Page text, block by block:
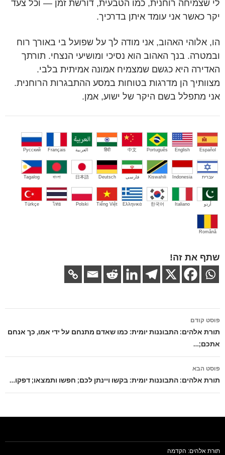
לי שצמיחה רוחנית, כמו הטבעית, דורשת זמן — וכל צעד
יקר כאשר אני עומד איתן בדרכיך.
הו, אלוהי האהוב, אני מודה לך על שפועל בי באורך רוח
ובמטרה. בנך האהוב הוא נסיכי ומושיעי הנצחי. תורתך
האדירה היא כגשם שמצמיח אמונה אמיתית בלבי.
מצוותיך הן מדרגות בטוחות במסע ההתבגרות הרוחנית.
אני מתפלל בשם היקר של ישוע, אמן.
Español
English
Português
中文
हिंदी العربية Français
Русский
עברית Indonesia
Kiswahili فارسی Deutsch
日本語
বাংলা
Tagalog
اُردو Italiano
한국어
Ελληνικά
Tiếng Việt
Polski
ไทย
Türkçe
Română
שתף את זה!
ניווט
בפוסטים
פוסט קודם
תורת אלהים: התבוננות יומית: כמו שאדם מתנחם על ידי אמו, כך אנחם
אתכם;…
פוסט הבא
תורת אלהים: התבוננות יומית: בקשו ויינתן לכם; חפשו ותמצאו; דפקו…
תורת אלהים: הקדמה